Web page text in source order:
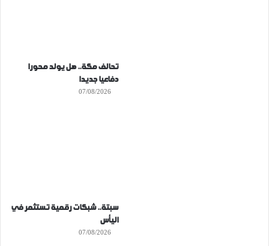
تحالف مكة.. هل يولد محورا
دفاعيا جديدا
07/08/2026
سبتة.. شبكات رقمية تستثمر في
اليأس
07/08/2026